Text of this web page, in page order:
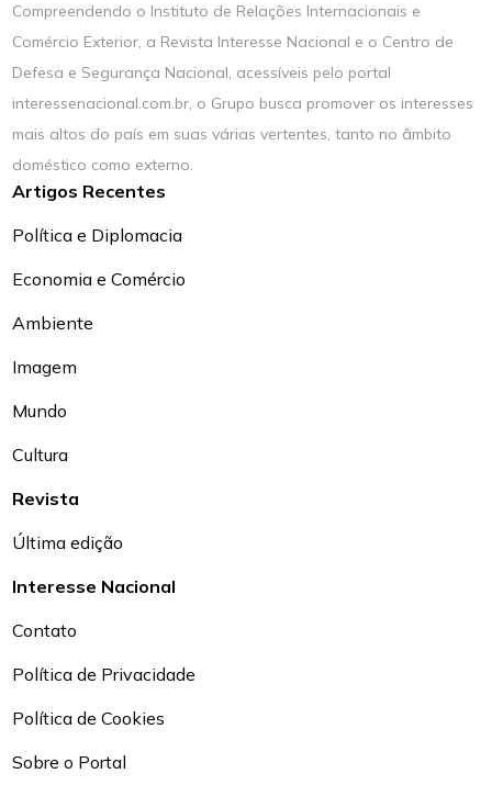
Compreendendo o Instituto de Relações Internacionais e
Comércio Exterior, a Revista Interesse Nacional e o Centro de
Defesa e Segurança Nacional, acessíveis pelo portal
interessenacional.com.br, o Grupo busca promover os interesses
mais altos do país em suas várias vertentes, tanto no âmbito
doméstico como externo.
Artigos Recentes
Política e Diplomacia
Economia e Comércio
Ambiente
Imagem
Mundo
Cultura
Revista
Última edição
Interesse Nacional
Contato
Política de Privacidade
Política de Cookies
Sobre o Portal